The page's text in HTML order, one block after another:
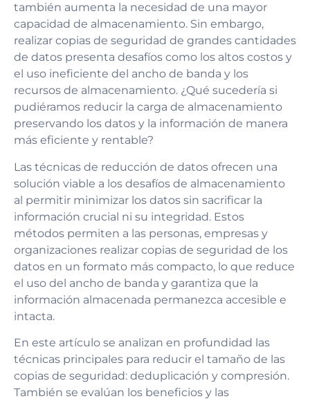
también aumenta la necesidad de una mayor
capacidad de almacenamiento. Sin embargo,
realizar copias de seguridad de grandes cantidades
de datos presenta desafíos como los altos costos y
el uso ineficiente del ancho de banda y los
recursos de almacenamiento. ¿Qué sucedería si
pudiéramos reducir la carga de almacenamiento
preservando los datos y la información de manera
más eficiente y rentable?
Las técnicas de reducción de datos ofrecen una
solución viable a los desafíos de almacenamiento
al permitir minimizar los datos sin sacrificar la
información crucial ni su integridad. Estos
métodos permiten a las personas, empresas y
organizaciones realizar copias de seguridad de los
datos en un formato más compacto, lo que reduce
el uso del ancho de banda y garantiza que la
información almacenada permanezca accesible e
intacta.
En este artículo se analizan en profundidad las
técnicas principales para reducir el tamaño de las
copias de seguridad: deduplicación y compresión.
También se evalúan los beneficios y las